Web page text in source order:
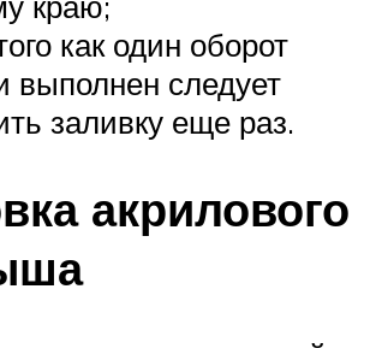
как один оборот
выполнен следует
заливку еще раз.
акрилового